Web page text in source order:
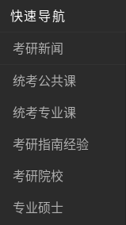
快速导航
考研新闻
统考公共课
统考专业课
考研指南经验
考研院校
专业硕士